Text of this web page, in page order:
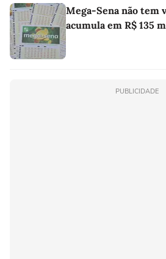
Mega-Sena não tem
acumula em R$ 135
PUBLICIDADE